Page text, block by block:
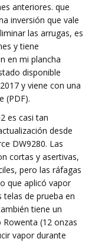
anteriores. que
inversión que vale
las arrugas, es
y tiene
en mi plancha
disponible
y viene con una
(PDF).
es casi tan
desde
DW9280. Las
cortas y asertivas,
pero las ráfagas
que aplicó vapor
de prueba en
tiene un
(12 onzas
vapor durante